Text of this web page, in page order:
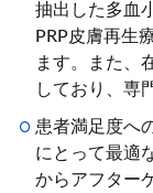
抽出した多血
PRP皮膚再生
ます。また、
しており、専
患者満足度へ
にとって最適
からアフター